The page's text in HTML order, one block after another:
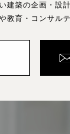
建築の企画・設
教育・コンサル